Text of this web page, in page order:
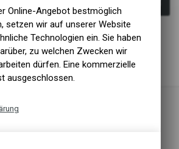
Online-Angebot bestmöglich
setzen wir auf unserer Website
Technologien ein. Sie haben
zu welchen Zwecken wir
dürfen. Eine kommerzielle
ausgeschlossen.